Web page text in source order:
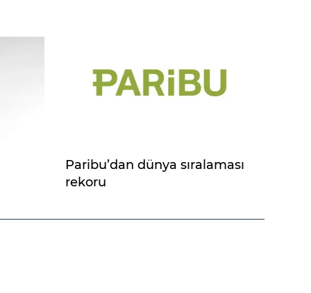
Paribu’dan dünya sıralaması
rekoru